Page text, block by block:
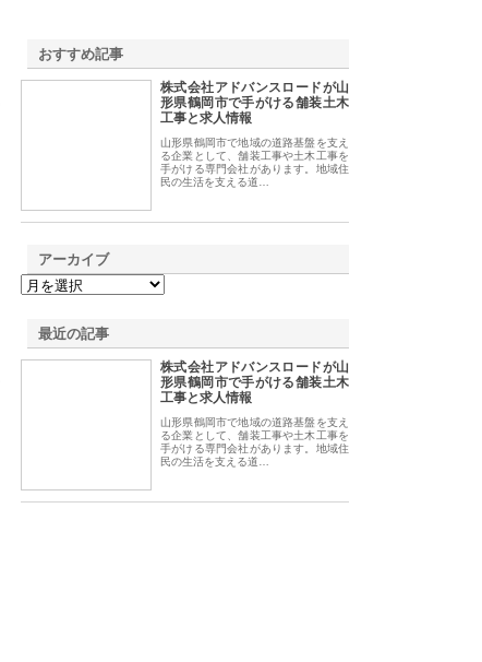
おすすめ記事
株式会社アドバンスロードが山
形県鶴岡市で手がける舗装土木
工事と求人情報
山形県鶴岡市で地域の道路基盤を支え
る企業として、舗装工事や土木工事を
手がける専門会社があります。地域住
民の生活を支える道…
アーカイブ
最近の記事
株式会社アドバンスロードが山
形県鶴岡市で手がける舗装土木
工事と求人情報
山形県鶴岡市で地域の道路基盤を支え
る企業として、舗装工事や土木工事を
手がける専門会社があります。地域住
民の生活を支える道…